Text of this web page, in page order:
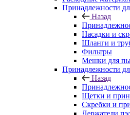
Принадлежности
Назад
Насадки и
Шланги и
Фильтры
Мешки для
Принадлежности
Назад
Щетки и
Скребки и
Держатели